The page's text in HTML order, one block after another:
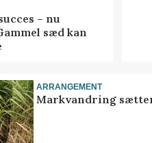
– nu
sæd kan
ARRANGEMENT
Markvandring